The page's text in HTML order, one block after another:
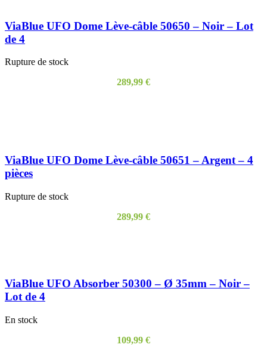
ViaBlue UFO Dome Lève-câble 50650 – Noir – Lot
de 4
Rupture de stock
289,99 €
ViaBlue UFO Dome Lève-câble 50651 – Argent – 4
pièces
Rupture de stock
289,99 €
ViaBlue UFO Absorber 50300 – Ø 35mm – Noir –
Lot de 4
En stock
109,99 €